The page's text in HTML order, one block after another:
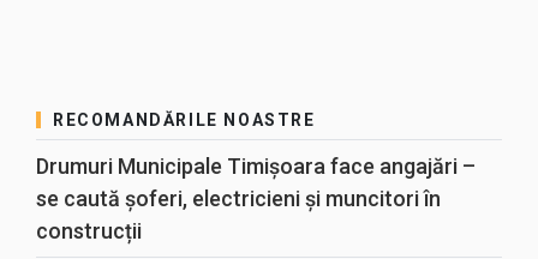
RECOMANDĂRILE NOASTRE
Drumuri Municipale Timișoara face angajări –
se caută șoferi, electricieni și muncitori în
construcții